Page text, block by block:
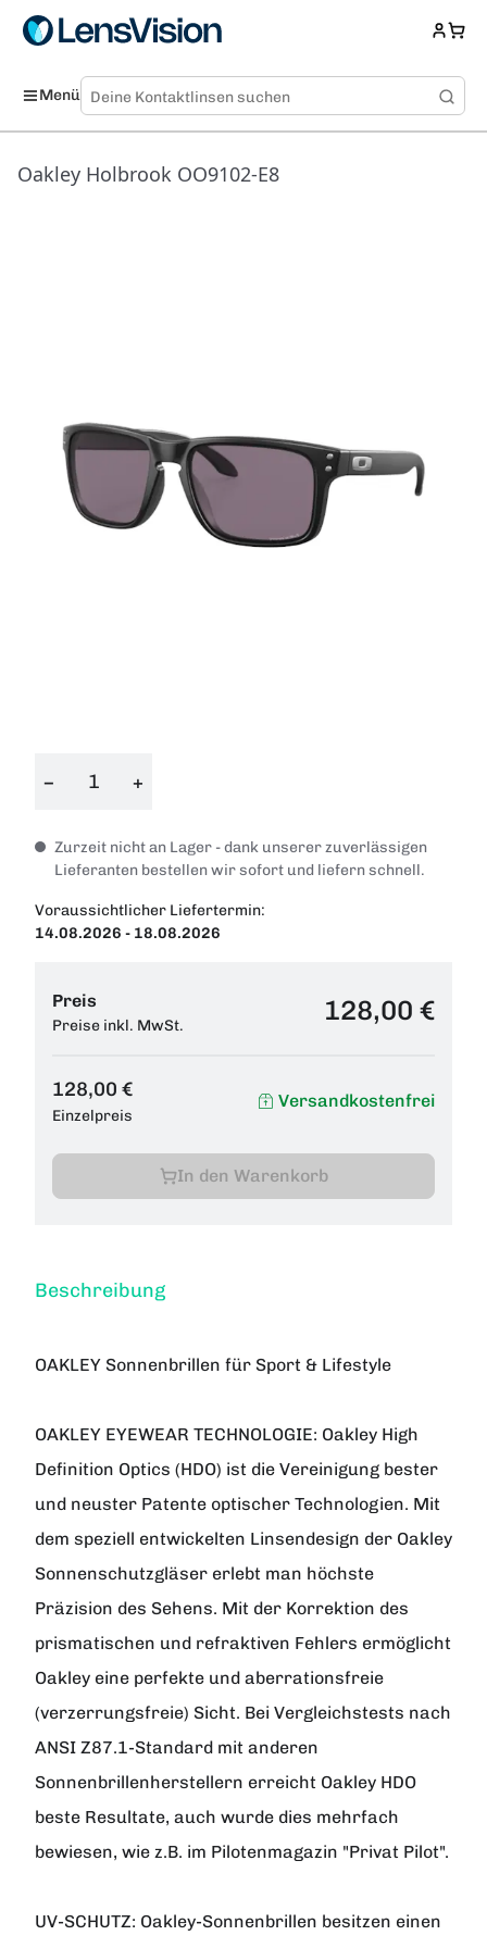
Menü
Oakley Holbrook OO9102-E8
− +
Zurzeit nicht an Lager - dank unserer zuverlässigen
Lieferanten bestellen wir sofort und liefern schnell.
Voraussichtlicher Liefertermin:
14.08.2026 - 18.08.2026
Preis
Preise inkl. MwSt. 128,00 €
128,00 €
Einzelpreis
Versandkostenfrei
In den Warenkorb
Beschreibung
OAKLEY Sonnenbrillen für Sport & Lifestyle
OAKLEY EYEWEAR TECHNOLOGIE: Oakley High
Definition Optics (HDO) ist die Vereinigung bester
und neuster Patente optischer Technologien. Mit
dem speziell entwickelten Linsendesign der Oakley
Sonnenschutzgläser erlebt man höchste
Präzision des Sehens. Mit der Korrektion des
prismatischen und refraktiven Fehlers ermöglicht
Oakley eine perfekte und aberrationsfreie
(verzerrungsfreie) Sicht. Bei Vergleichstests nach
ANSI Z87.1-Standard mit anderen
Sonnenbrillenherstellern erreicht Oakley HDO
beste Resultate, auch wurde dies mehrfach
bewiesen, wie z.B. im Pilotenmagazin "Privat Pilot".
UV-SCHUTZ: Oakley-Sonnenbrillen besitzen einen